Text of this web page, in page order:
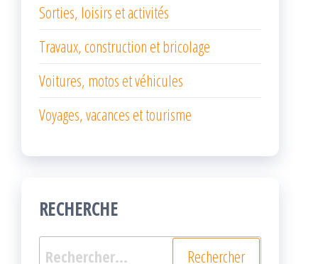
Sorties, loisirs et activités
Travaux, construction et bricolage
Voitures, motos et véhicules
Voyages, vacances et tourisme
RECHERCHE
Rechercher :